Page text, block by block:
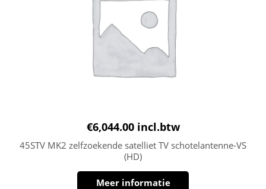
€6,044.00 incl.btw
45STV MK2 zelfzoekende satelliet TV schotelantenne-VS
(HD)
Meer informatie